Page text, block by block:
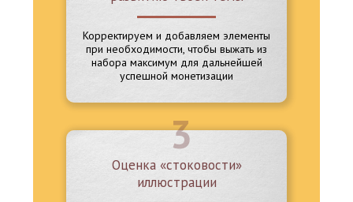
Корректируем и добавляем элементы
при необходимости, чтобы выжать из
набора максимум для дальнейшей
успешной монетизации
Оценка «стоковости»
иллюстрации
3